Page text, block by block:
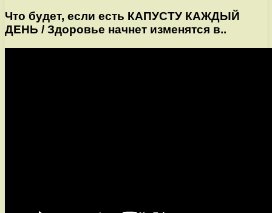
Что будет, если есть КАПУСТУ КАЖДЫЙ
ДЕНЬ / Здоровье начнет изменятся в..